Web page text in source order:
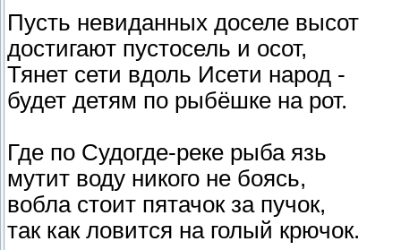
Пусть невиданных доселе высот
достигают пустосель и осот,
Тянет сети вдоль Исети народ -
будет детям по рыбёшке на рот.
Где по Судогде-реке рыба язь
мутит воду никого не боясь,
вобла стоит пятачок за пучок,
так как ловится на голый крючок.